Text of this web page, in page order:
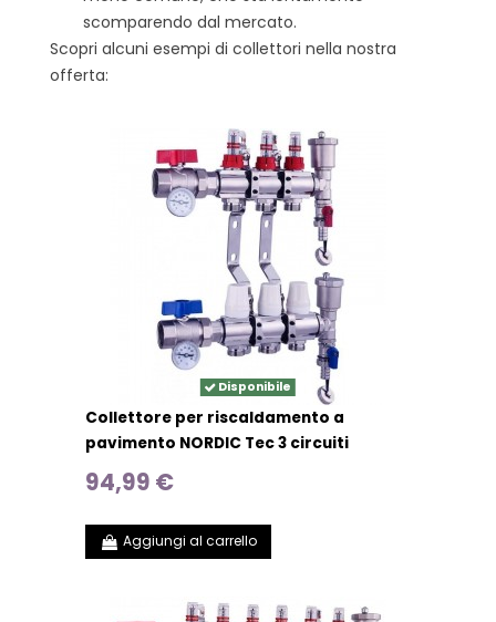
scomparendo dal mercato.
Scopri alcuni esempi di collettori nella nostra
offerta:
Disponibile
Collettore per riscaldamento a
pavimento NORDIC Tec 3 circuiti
94,99 €
Aggiungi al carrello